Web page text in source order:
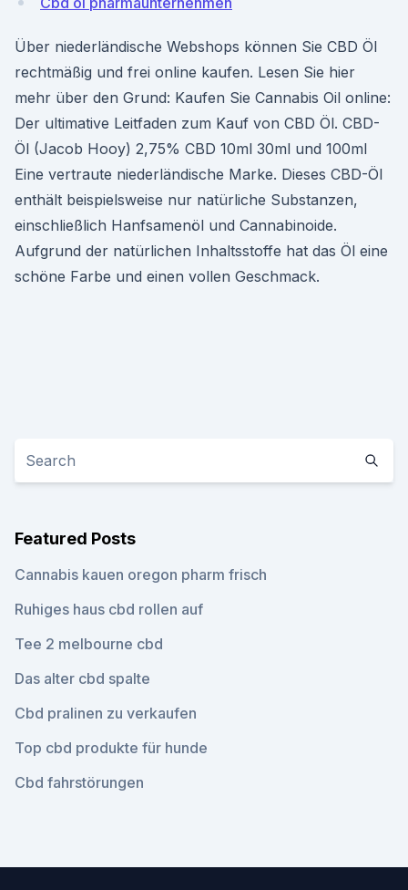
Über niederländische Webshops können Sie CBD Öl
rechtmäßig und frei online kaufen. Lesen Sie hier
mehr über den Grund: Kaufen Sie Cannabis Oil online:
Der ultimative Leitfaden zum Kauf von CBD Öl. CBD-
Öl (Jacob Hooy) 2,75% CBD 10ml 30ml und 100ml
Eine vertraute niederländische Marke. Dieses CBD-Öl
enthält beispielsweise nur natürliche Substanzen,
einschließlich Hanfsamenöl und Cannabinoide.
Aufgrund der natürlichen Inhaltsstoffe hat das Öl eine
schöne Farbe und einen vollen Geschmack.
Featured Posts
Cannabis kauen oregon pharm frisch
Ruhiges haus cbd rollen auf
Tee 2 melbourne cbd
Das alter cbd spalte
Cbd pralinen zu verkaufen
Top cbd produkte für hunde
Cbd fahrstörungen